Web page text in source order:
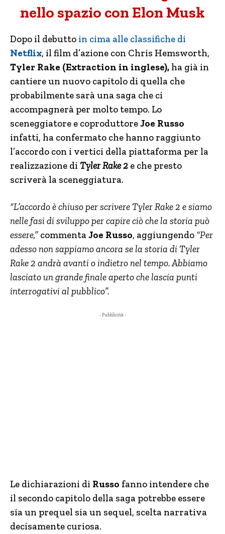
nello spazio con Elon Musk
Dopo il debutto in cima alle classifiche di
Netflix, il film d’azione con Chris Hemsworth,
Tyler Rake (Extraction in inglese), ha già in
cantiere un nuovo capitolo di quella che
probabilmente sarà una saga che ci
accompagnerà per molto tempo. Lo
sceneggiatore e coproduttoreJoe Russo
infatti, ha confermato che hanno raggiunto
l’accordo con i vertici della piattaforma per la
realizzazione di Tyler Rake 2 e che presto
scriverà la sceneggiatura.
“L’accordo è chiuso per scrivere Tyler Rake 2 e siamo
nelle fasi di sviluppo per capire ciò che la storia può
essere,” commentaJoe Russo, aggiungendo “Per
adesso non sappiamo ancora se la storia di Tyler
Rake 2 andrà avanti o indietro nel tempo. Abbiamo
lasciato un grande finale aperto che lascia punti
interrogativi al pubblico”.
- Pubblicità -
Le dichiarazioni di Russo fanno intendere che
il secondo capitolo della saga potrebbe essere
sia un prequel sia un sequel, scelta narrativa
decisamente curiosa.